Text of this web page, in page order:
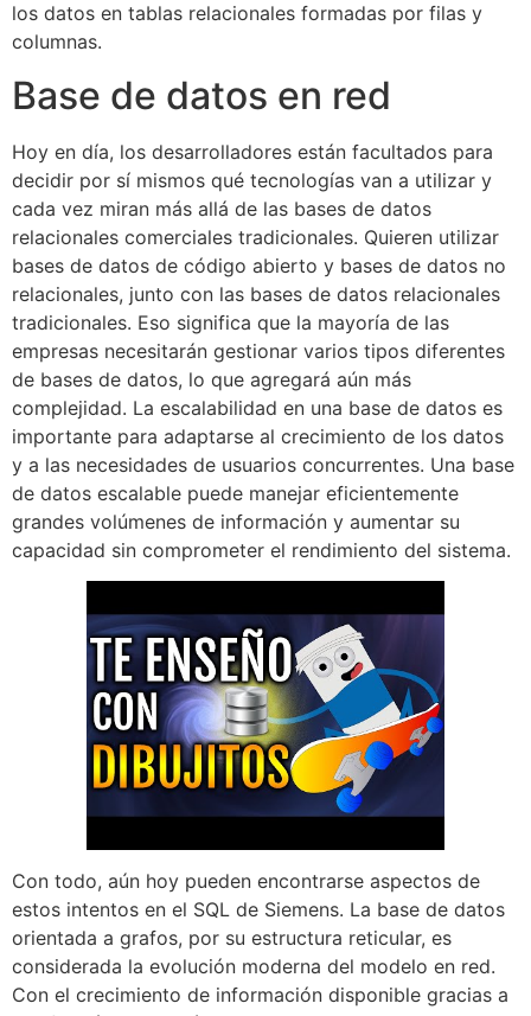
los datos en tablas relacionales formadas por filas y
columnas.
Base de datos en red
Hoy en día, los desarrolladores están facultados para
decidir por sí mismos qué tecnologías van a utilizar y
cada vez miran más allá de las bases de datos
relacionales comerciales tradicionales. Quieren utilizar
bases de datos de código abierto y bases de datos no
relacionales, junto con las bases de datos relacionales
tradicionales. Eso significa que la mayoría de las
empresas necesitarán gestionar varios tipos diferentes
de bases de datos, lo que agregará aún más
complejidad. La escalabilidad en una base de datos es
importante para adaptarse al crecimiento de los datos
y a las necesidades de usuarios concurrentes. Una base
de datos escalable puede manejar eficientemente
grandes volúmenes de información y aumentar su
capacidad sin comprometer el rendimiento del sistema.
Con todo, aún hoy pueden encontrarse aspectos de
estos intentos en el SQL de Siemens. La base de datos
orientada a grafos, por su estructura reticular, es
considerada la evolución moderna del modelo en red.
Con el crecimiento de información disponible gracias a